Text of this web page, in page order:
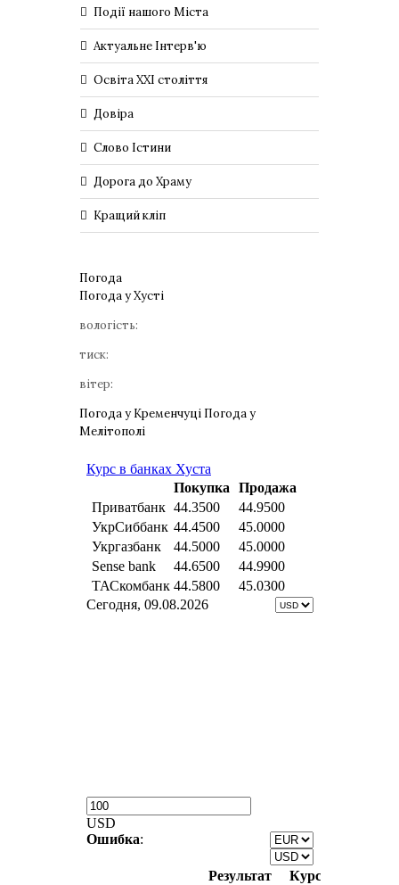
Події нашого Міста
Актуальне Інтерв'ю
Освіта XXI століття
Довіра
Слово Істини
Дорога до Храму
Кращий кліп
Погода
Погода уХусті
вологість:
тиск:
вітер:
Погода у Кременчуці Погода у
Мелітополі